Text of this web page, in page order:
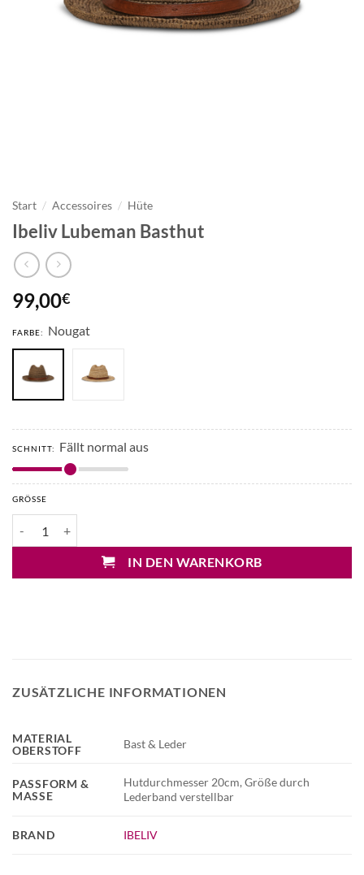
Start / Accessoires / Hüte
Ibeliv Lubeman Basthut
99,00€
FARBE: Nougat
SCHNITT: Fällt normal aus
GRÖSSE
IN DEN WARENKORB
ZUSÄTZLICHE INFORMATIONEN
BRAND IBELIV
MATERIAL
OBERSTOFF
Bast & Leder
PASSFORM &
MASSE
Hutdurchmesser 20cm, Größe durch
Lederband verstellbar